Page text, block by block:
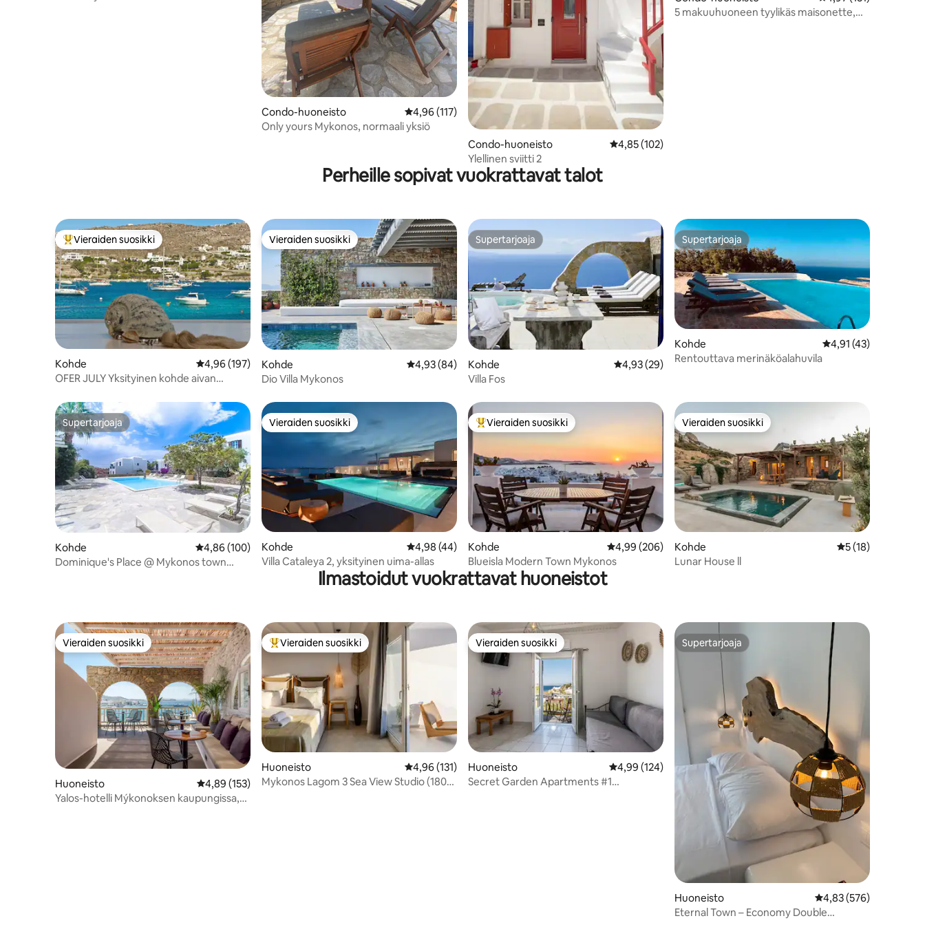
Condo-huoneisto Keskimääräinen arvio 4,96/5, 117 arvostelua
4,96 (117)
Only yours Mykonos, normaali yksiö
Condo-huoneisto Keskimääräinen arvio 4,85/5, 102 arvostelua
4,85 (102)
Ylellinen sviitti 2
5 makuuhuoneen tyylikäs maisonette,
Perheille sopivat vuokrattavat talot
Vieraiden suosikkien parhaimmistoa
Vieraiden suosikki
Kohde Keskimääräinen arvio 4,96/5, 197 arvostelua
4,96 (197)
OFER JULY Yksityinen kohde aivan
Vieraiden suosikki
Vieraiden suosikki
Kohde Keskimääräinen arvio 4,93/5, 84 arvostelua
4,93 (84)
Dio Villa Mykonos
Supertarjoaja
Supertarjoaja
Kohde Keskimääräinen arvio 4,93/5, 29 arvostelua
4,93 (29)
Villa Fos
Supertarjoaja
Supertarjoaja
Kohde Keskimääräinen
4,91 (43)
Rentouttava merinäköalahuvila
Supertarjoaja
Supertarjoaja
Kohde Keskimääräinen arvio 4,86/5, 100 arvostelua
4,86 (100)
Dominique's Place @ Mykonos town
Vieraiden suosikki
Vieraiden suosikki
Kohde Keskimääräinen arvio 4,98/5, 44 arvostelua
4,98 (44)
Villa Cataleya 2, yksityinen uima-allas
Vieraiden suosikkien parhaimmistoa
Vieraiden suosikki
Kohde Keskimääräinen arvio 4,99/5, 206 arvostelua
4,99 (206)
Blueisla Modern Town Mykonos
Vieraiden suosikki
Vieraiden suosikki
Kohde Keskimääräinen
5 (18)
Lunar House ll
Ilmastoidut vuokrattavat huoneistot
Vieraiden suosikki
Vieraiden suosikki
Huoneisto Keskimääräinen arvio 4,89/5, 153 arvostelua
4,89 (153)
Yalos-hotelli Mýkonoksen kaupungissa,
Vieraiden suosikkien parhaimmistoa
Vieraiden suosikki
Huoneisto Keskimääräinen arvio 4,96/5, 131 arvostelua
4,96 (131)
Mykonos Lagom 3 Sea View Studio (180°
Vieraiden suosikki
Vieraiden suosikki
Huoneisto Keskimääräinen arvio 4,99/5, 124 arvostelua
4,99 (124)
Secret Garden Apartments #1
Supertarjoaja
Supertarjoaja
Huoneisto Keskimääräinen arvio
4,83 (576)
Eternal Town – Economy Double